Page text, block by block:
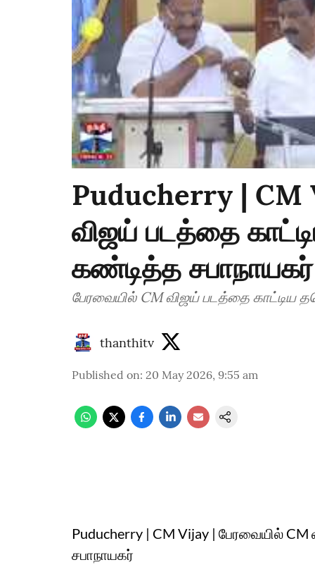
Puducherry | CM
விஜய் படத்தை
கண்டித்த சபாநாயகர்
பேரவையில் CM விஜய் படத்தை காட்டிய
thanthitv
Published on: 20 May 2026, 9:55 am
Puducherry | CM Vijay | பேரவையில்
சபாநாயகர்